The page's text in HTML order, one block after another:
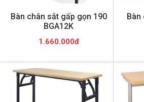
Bàn chân sắt gấp gọn 190
BGA12K
1.660.000đ
Bàn